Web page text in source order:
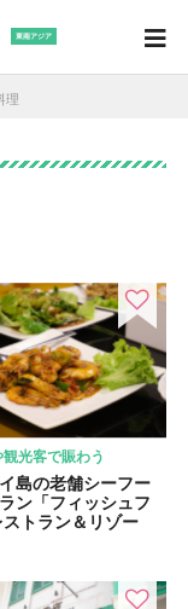
東南アジア
理
光客で賑わう
島の老舗シーフー
ン「フィッシュフ
ストラン＆リゾー